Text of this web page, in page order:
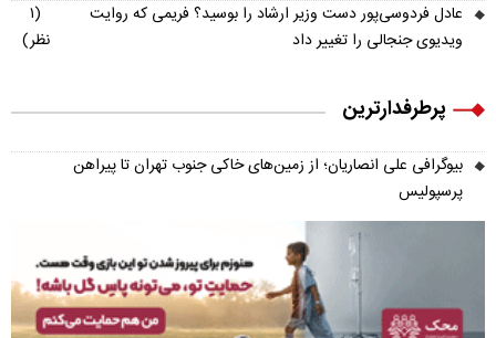
عادل فردوسی‌پور دست وزیر ارشاد را بوسید؟ فریمی که روایت
ویدیوی جنجالی را تغییر داد
(۱
نظر)
پرطرفدارترین
بیوگرافی علی انصاریان؛ از زمین‌های خاکی جنوب تهران تا پیراهن
پرسپولیس